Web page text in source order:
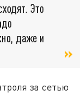
Это
даже и
за сетью